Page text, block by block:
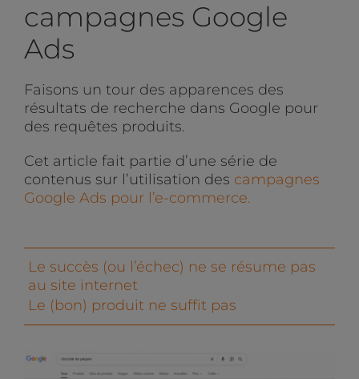
campagnes Google
Ads
Faisons un tour des apparences des
résultats de recherche dans Google pour
des requêtes produits.
Cet article fait partie d’une série de
contenus sur l’utilisation des campagnes
Google Ads pour l’e-commerce.
Le succès (ou l’échec) ne se résume pas
au site internet
Le (bon) produit ne suffit pas